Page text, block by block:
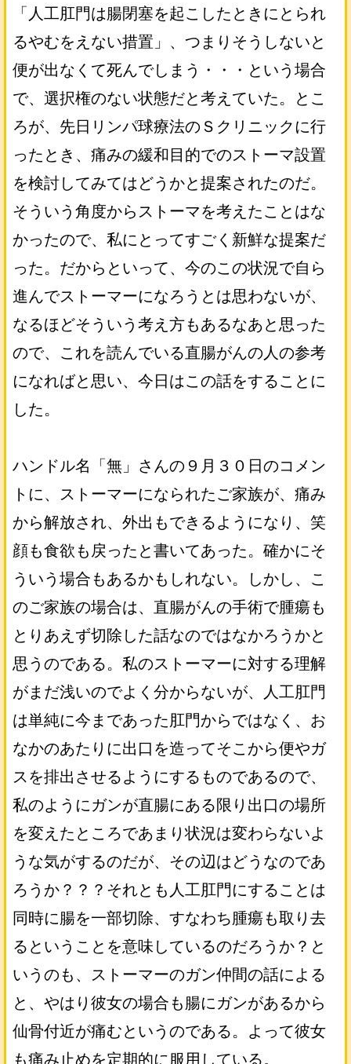
「人工肛門は腸閉塞を起こしたときにとられ
るやむをえない措置」、つまりそうしないと
便が出なくて死んでしまう・・・という場合
で、選択権のない状態だと考えていた。とこ
ろが、先日リンパ球療法のＳクリニックに行
ったとき、痛みの緩和目的でのストーマ設置
を検討してみてはどうかと提案されたのだ。
そういう角度からストーマを考えたことはな
かったので、私にとってすごく新鮮な提案だ
った。だからといって、今のこの状況で自ら
進んでストーマーになろうとは思わないが、
なるほどそういう考え方もあるなあと思った
ので、これを読んでいる直腸がんの人の参考
になればと思い、今日はこの話をすることに
した。
ハンドル名「無」さんの９月３０日のコメン
トに、ストーマーになられたご家族が、痛み
から解放され、外出もできるようになり、笑
顔も食欲も戻ったと書いてあった。確かにそ
ういう場合もあるかもしれない。しかし、こ
のご家族の場合は、直腸がんの手術で腫瘍も
とりあえず切除した話なのではなかろうかと
思うのである。私のストーマーに対する理解
がまだ浅いのでよく分からないが、人工肛門
は単純に今まであった肛門からではなく、お
なかのあたりに出口を造ってそこから便やガ
スを排出させるようにするものであるので、
私のようにガンが直腸にある限り出口の場所
を変えたところであまり状況は変わらないよ
うな気がするのだが、その辺はどうなのであ
ろうか？？？それとも人工肛門にすることは
同時に腸を一部切除、すなわち腫瘍も取り去
るということを意味しているのだろうか？と
いうのも、ストーマーのガン仲間の話による
と、やはり彼女の場合も腸にガンがあるから
仙骨付近が痛むというのである。よって彼女
も痛み止めを定期的に服用している。